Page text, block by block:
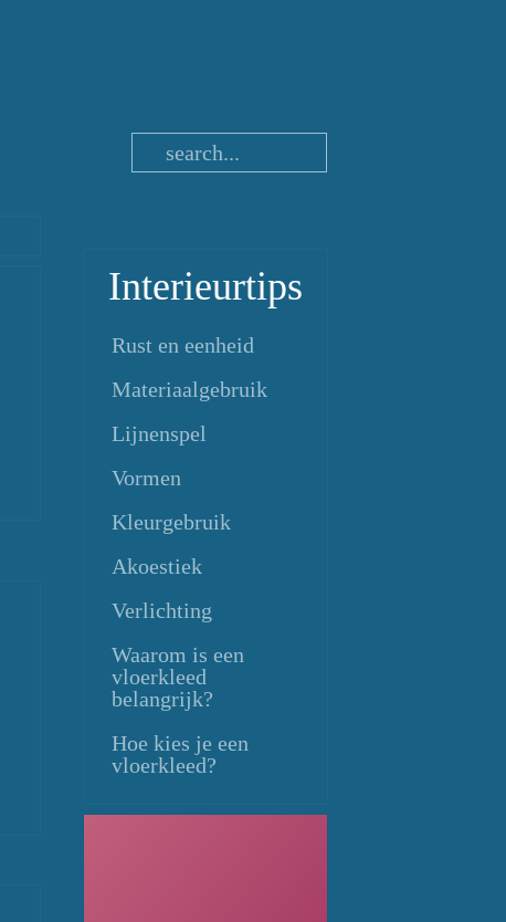
Interieurtips
Rust en eenheid
Materiaalgebruik
Lijnenspel
Vormen
Kleurgebruik
Akoestiek
Verlichting
Waarom is een
vloerkleed
belangrijk?
Hoe kies je een
vloerkleed?